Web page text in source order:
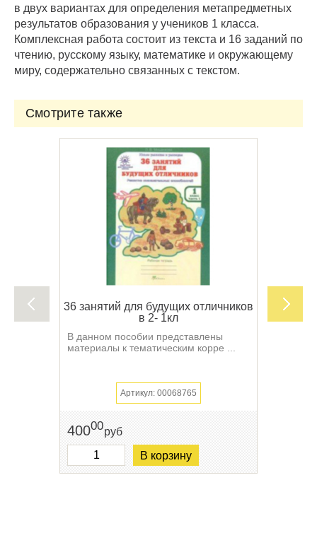
в двух вариантах для определения метапредметных
результатов образования у учеников 1 класса.
Комплексная работа состоит из текста и 16 заданий по
чтению, русскому языку, математике и окружающему
миру, содержательно связанных с текстом.
Смотрите также
36 занятий для будущих отличников
в 2- 1кл
В данном пособии представлены
материалы к тематическим корре ...
Артикул: 00068765
40000руб
В корзину